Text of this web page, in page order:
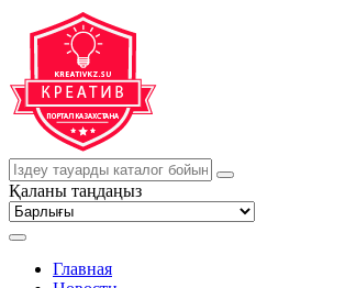
Қаланы таңдаңыз
Главная